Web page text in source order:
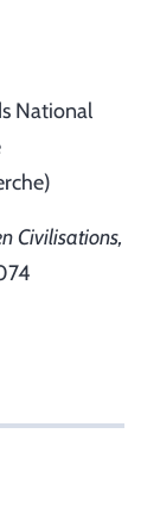
National
Civilisations,